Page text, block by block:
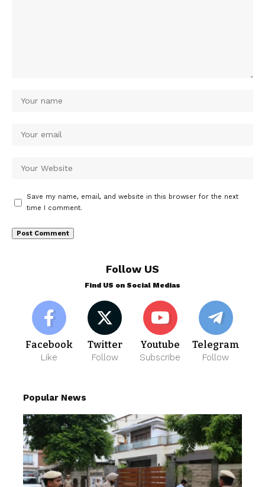
Save my name, email, and website in this browser for the next
time I comment.
Follow US
Find US on Social Medias
Facebook
Like
Twitter
Follow
Youtube
Subscribe
Telegram
Follow
Popular News